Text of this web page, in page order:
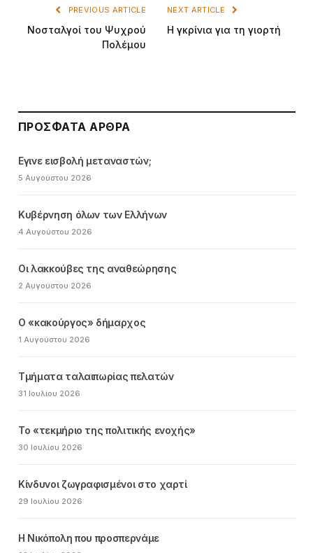
PREVIOUS ARTICLE
Νοσταλγοί του Ψυχρού
Πολέμου
NEXT ARTICLE
Η γκρίνια για τη γιορτή
ΠΡΌΣΦΑΤΑ ΆΡΘΡΑ
Εγινε εισβολή μεταναστών;
5 Αυγούστου 2026
Κυβέρνηση όλων των Ελλήνων
4 Αυγούστου 2026
Οι λακκούβες της αναθεώρησης
2 Αυγούστου 2026
Ο «κακούργος» δήμαρχος
1 Αυγούστου 2026
Τμήματα ταλαιπωρίας πελατών
31 Ιουλίου 2026
Το «τεκμήριο της πολιτικής ενοχής»
30 Ιουλίου 2026
Κίνδυνοι ζωγραφισμένοι στο χαρτί
29 Ιουλίου 2026
Η Νικόπολη που προσπερνάμε